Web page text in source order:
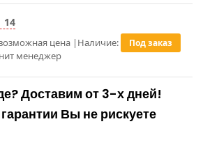
14
цена |
менеджер
Наличие: Под заказ
Доставим от 3-х дней!
Вы не рискуете